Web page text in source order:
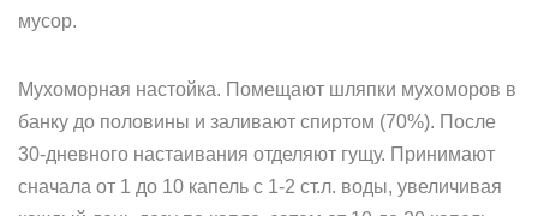
мусор.
Мухоморная настойка. Помещают шляпки мухоморов в
банку до половины и заливают спиртом (70%). После
30-дневного настаивания отделяют гущу. Принимают
сначала от 1 до 10 капель с 1-2 ст.л. воды, увеличивая